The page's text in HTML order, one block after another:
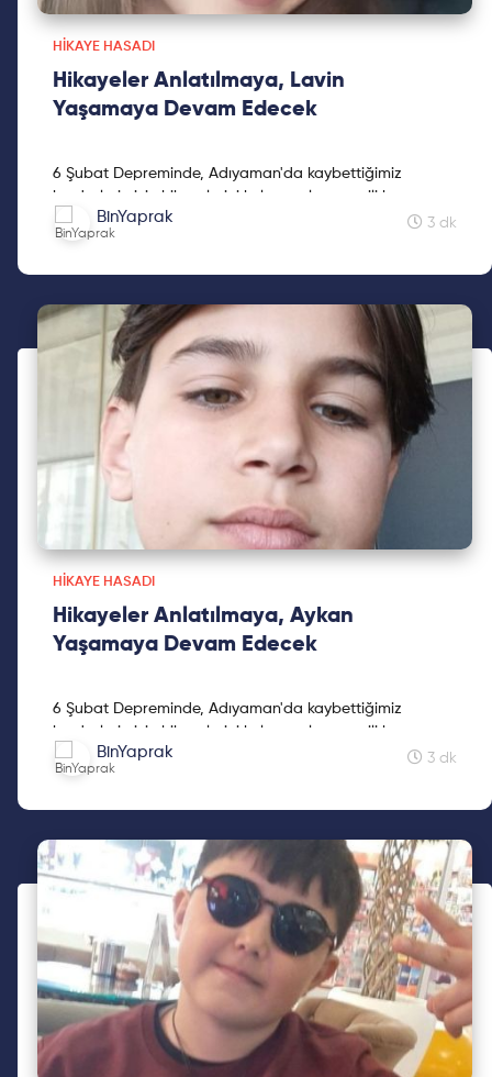
HIKAYE HASADI
Hikayeler Anlatılmaya, Lavin
Yaşamaya Devam Edecek
6 Şubat Depreminde, Adıyaman'da kaybettiğimiz
kardeşlerimizin hikayelerini kaleme alan sevgili kız
kardeşimiz Mine Kavasoğulları'na teşekkür ederiz.
BinYaprak 3 dk
HIKAYE HASADI
Hikayeler Anlatılmaya, Aykan
Yaşamaya Devam Edecek
6 Şubat Depreminde, Adıyaman'da kaybettiğimiz
kardeşlerimizin hikayelerini kaleme alan sevgili kız
kardeşimiz Mine Kavasoğulları'na teşekkür ederiz.
BinYaprak 3 dk